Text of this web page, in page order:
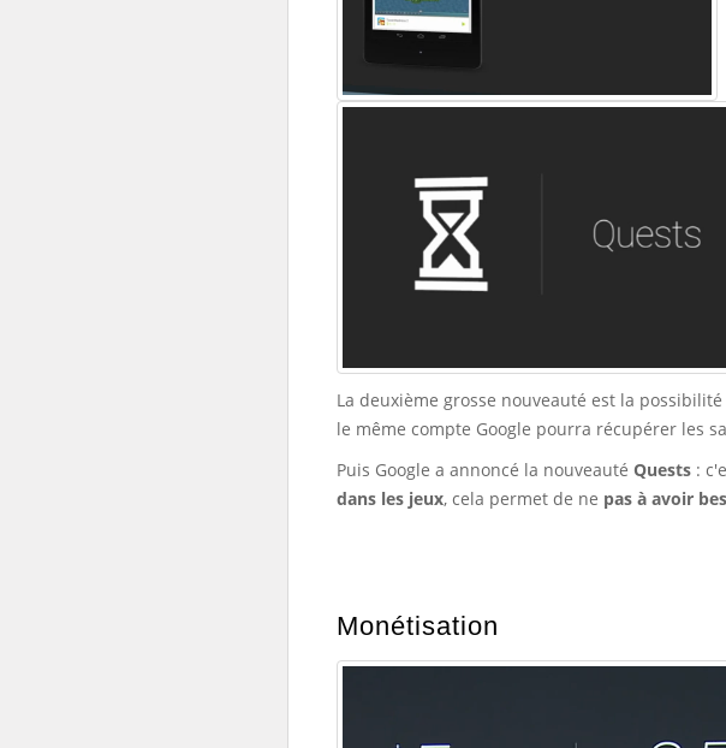
La deuxième grosse nouveauté est la possibilité
le même compte Google pourra récupérer les
Puis Google a annoncé la nouveauté Quests :
dans les jeux, cela permet de ne pas à avoir
Monétisation